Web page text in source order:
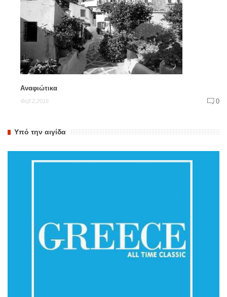
Αναφιώτικα
Φεβ 2,2016 0
Υπό την αιγίδα